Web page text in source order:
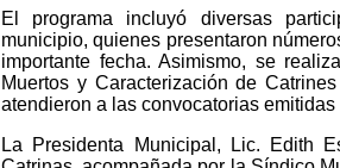
El programa incluyó diversas
municipio, quienes presentaron
importante fecha. Asimismo, se
Muertos y Caracterización de
atendieron a las convocatorias
La Presidenta Municipal, Lic. Edith